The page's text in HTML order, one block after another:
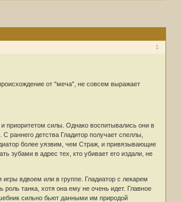
1
от "меча", не совсем выражает
приоритетом силы. Однако воспитывались они в
детства Гладитор получает спеллы,
более уязвим, чем Страж, и привязывающие
зубами в адрес тех, кто убивает его издали, не
вдвоем или в группе. Гладиатор с лекарем
танка, хотя она ему не очень идет. Главное
сильно бьют данными им природой